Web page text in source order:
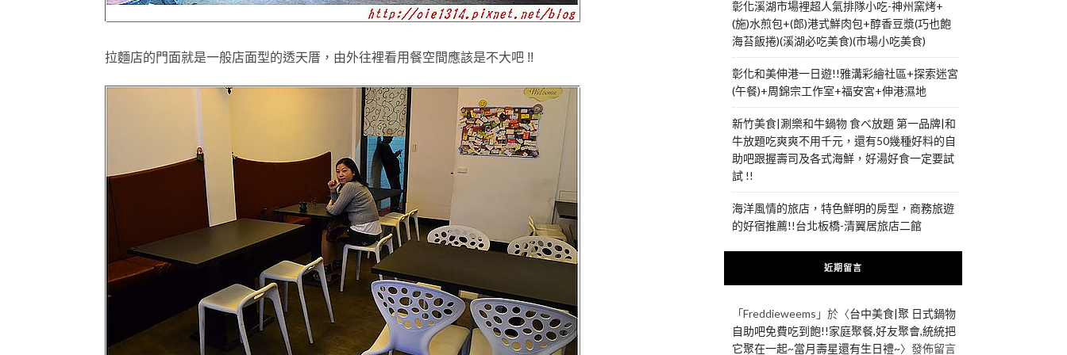
拉麵店的門面就是一般店面型的透天厝，由外往裡看用餐空間應該是不大吧 !!
彰化溪湖市場裡超人氣排隊小吃-神州窯烤+
(施)水煎包+(郎)港式鮮肉包+醇香豆漿(巧也飽
海苔飯捲)(溪湖必吃美食)(市場小吃美食)
彰化和美伸港一日遊!!雅溝彩繪社區+探索迷宮
(午餐)+周錦宗工作室+福安宮+伸港濕地
新竹美食|涮樂和牛鍋物 食べ放題 第一品牌|和
牛放題吃爽爽不用千元，還有50幾種好料的自
助吧跟握壽司及各式海鮮，好湯好食一定要試
試 !!
海洋風情的旅店，特色鮮明的房型，商務旅遊
的好宿推薦!!台北板橋-清翼居旅店二館
近期留言
「Freddieweems 」於〈台中美食|聚 日式鍋物
自助吧免費吃到飽!!家庭聚餐,好友聚會,統統把
它聚在一起~當月壽星還有生日禮~〉發佈留言